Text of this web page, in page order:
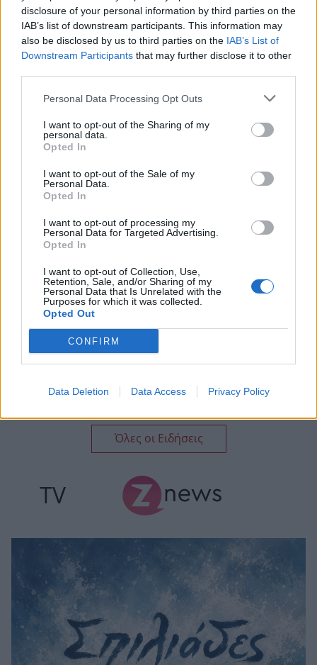
disclosure of your personal information by third parties on the
IAB’s list of downstream participants. This information may
also be disclosed by us to third parties on the IAB’s List of
Downstream Participants that may further disclose it to other
Personal Data Processing Opt Outs
I want to opt-out of the Sharing of my
personal data.
Opted In
I want to opt-out of the Sale of my
Personal Data.
Opted In
I want to opt-out of processing my
Personal Data for Targeted Advertising.
Opted In
I want to opt-out of Collection, Use,
Retention, Sale, and/or Sharing of my
Personal Data that Is Unrelated with the
Purposes for which it was collected.
Opted Out
CONFIRM
Data Deletion Data Access Privacy Policy
Ιωάννα Τούνη: Στο νοσοκομείο βρέθηκε με
τροφική δηλητηρίαση – «Τι μάτι πρέπει να έχω
φάει»
Ιβάν Σβιτάιλο: Η περιπέτεια υγείας στις
Όλες οι Ειδήσεις
TV